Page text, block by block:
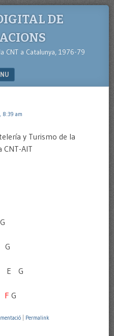
DE
a Catalunya, 1976-79
8:39 am
y Turismo de la
CNT-AIT
E G
F G
Permalink